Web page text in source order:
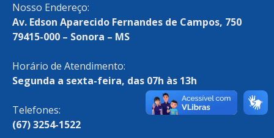
Nosso Endereço:
Av. Edson Aparecido Fernandes de Campos, 750
79415-000 – Sonora – MS
Horário de Atendimento:
Segunda a sexta-feira, das 07h às 13h
Telefones:
(67) 3254-1522